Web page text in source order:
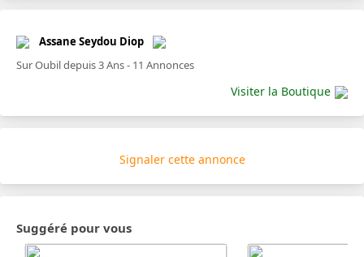
Assane Seydou Diop
Sur Oubil depuis 3 Ans - 11 Annonces
Visiter la Boutique
Signaler cette annonce
Suggéré pour vous